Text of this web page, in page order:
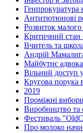
Антитютюнові
Розвиток малого
Критичний стан
Вчитель та
Андрій
Майбутнє
Вільний доступ
Кругова порука
2019
Проміжні вибори
Виробництво та
Фестиваль
Про молоко